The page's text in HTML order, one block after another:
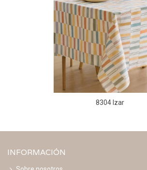
8304 Izar
INFORMACIÓN